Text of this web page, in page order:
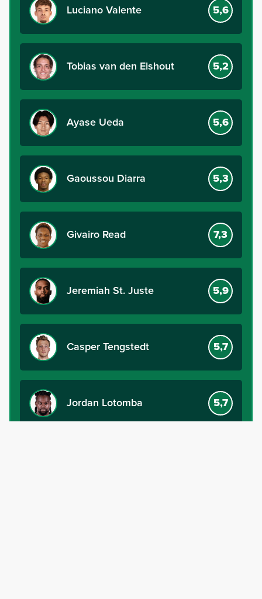
Luciano Valente 5,6
Tobias van den Elshout 5,2
Ayase Ueda 5,6
Gaoussou Diarra 5,3
Givairo Read 7,3
Jeremiah St. Juste 5,9
Casper Tengstedt 5,7
Jordan Lotomba 5,7